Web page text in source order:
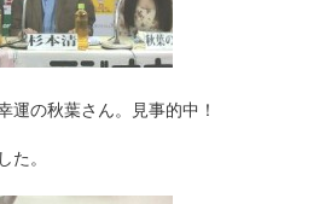
運の秋葉さん。見事的中！
た。